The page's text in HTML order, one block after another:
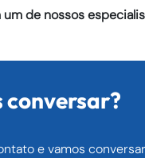
de nossos
conversar?
e vamos